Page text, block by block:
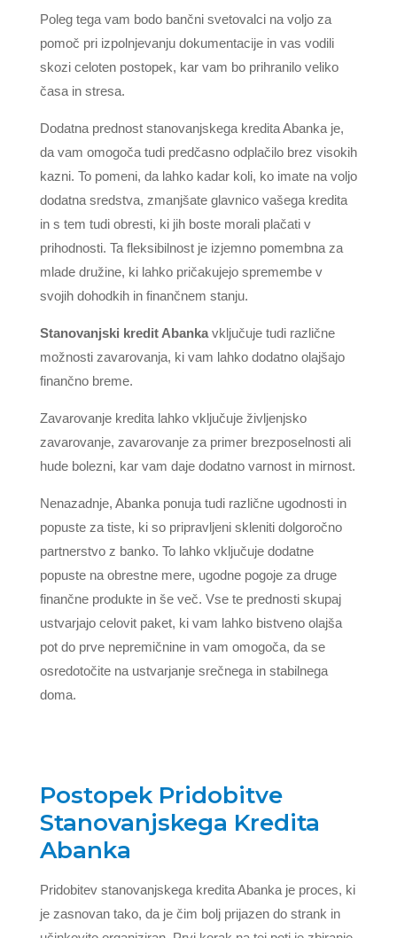
Poleg tega vam bodo bančni svetovalci na voljo za
pomoč pri izpolnjevanju dokumentacije in vas vodili
skozi celoten postopek, kar vam bo prihranilo veliko
časa in stresa.
Dodatna prednost stanovanjskega kredita Abanka je,
da vam omogoča tudi predčasno odplačilo brez visokih
kazni. To pomeni, da lahko kadar koli, ko imate na voljo
dodatna sredstva, zmanjšate glavnico vašega kredita
in s tem tudi obresti, ki jih boste morali plačati v
prihodnosti. Ta fleksibilnost je izjemno pomembna za
mlade družine, ki lahko pričakujejo spremembe v
svojih dohodkih in finančnem stanju.
Stanovanjski kredit Abankavključuje tudi različne
možnosti zavarovanja, ki vam lahko dodatno olajšajo
finančno breme.
Zavarovanje kredita lahko vključuje življenjsko
zavarovanje, zavarovanje za primer brezposelnosti ali
hude bolezni, kar vam daje dodatno varnost in mirnost.
Nenazadnje, Abanka ponuja tudi različne ugodnosti in
popuste za tiste, ki so pripravljeni skleniti dolgoročno
partnerstvo z banko. To lahko vključuje dodatne
popuste na obrestne mere, ugodne pogoje za druge
finančne produkte in še več. Vse te prednosti skupaj
ustvarjajo celovit paket, ki vam lahko bistveno olajša
pot do prve nepremičnine in vam omogoča, da se
osredotočite na ustvarjanje srečnega in stabilnega
doma.
Postopek Pridobitve
Stanovanjskega Kredita
Abanka
Pridobitev stanovanjskega kredita Abanka je proces, ki
je zasnovan tako, da je čim bolj prijazen do strank in